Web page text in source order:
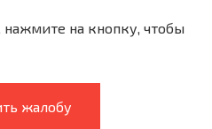
нажмите на кнопку, чтобы
жалобу